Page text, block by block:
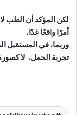
لكن المؤكد أن الطب
أمرًا واقعًا غدًا.
وربما، في المستقبل
تجربة الحمل، لا